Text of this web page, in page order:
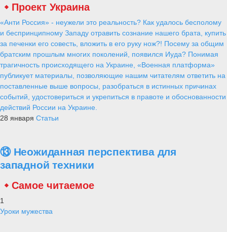
Проект Украина
«Анти Россия» - неужели это реальность? Как удалось бесполому
и беспринципному Западу отравить сознание нашего брата, купить
за печенки его совесть, вложить в его руку нож?! Посему за общим
братским прошлым многих поколений, появился Иуда? Понимая
трагичность происходящего на Украине, «Военная платформа»
публикует материалы, позволяющие нашим читателям ответить на
поставленные выше вопросы, разобраться в истинных причинах
событий, удостовериться и укрепиться в правоте и обоснованности
действий России на Украине.
28 января Статьи
⑬ Неожиданная перспектива для
западной техники
Самое читаемое
1
Уроки мужества